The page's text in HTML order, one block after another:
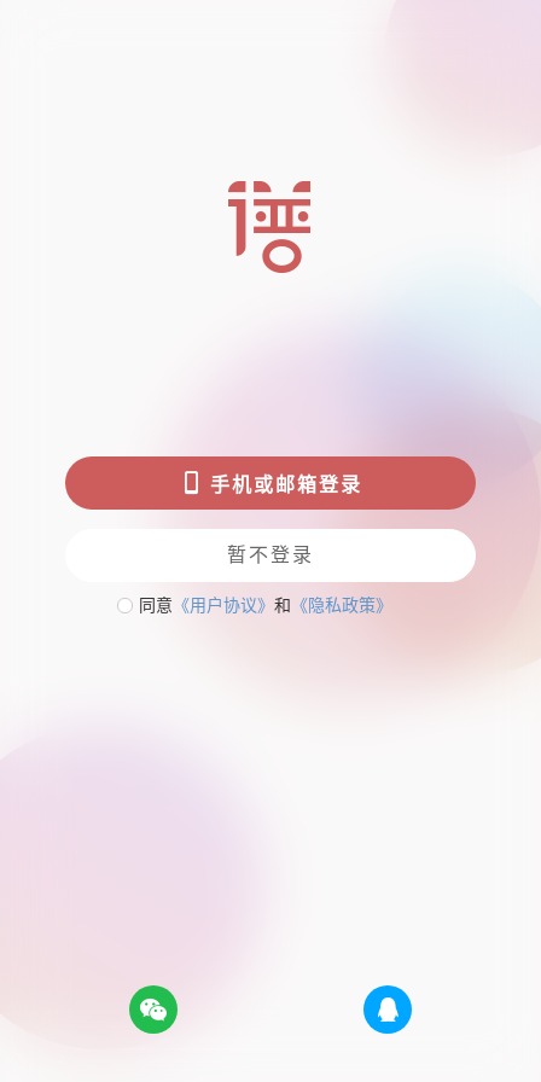

手机或邮箱登录
暂不登录
 同意 《用户协议》 和 《隐私政策》
 